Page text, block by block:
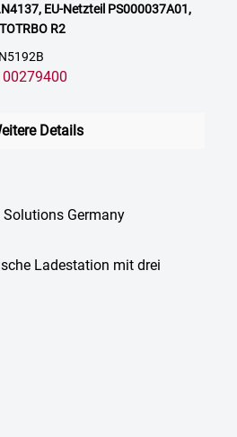
EU-Netzteil PS000037A01,
R2
Details